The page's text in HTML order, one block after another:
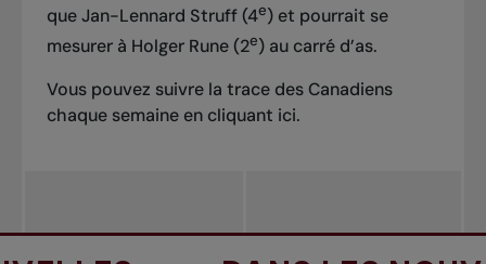
que Jan-Lennard Struff (4e) et pourrait se
mesurer à Holger Rune (2e) au carré d’as.
Vous pouvez suivre la trace des Canadiens
chaque semaine en cliquant ici.